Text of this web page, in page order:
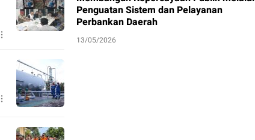
Penguatan Sistem dan Pelayanan
Perbankan Daerah
13/05/2026